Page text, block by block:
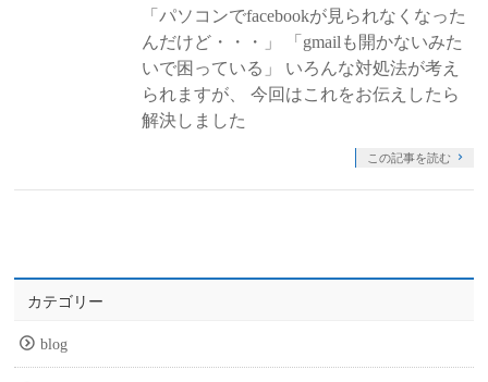
「パソコンでfacebookが見られなくなった
んだけど・・・」 「gmailも開かないみた
いで困っている」 いろんな対処法が考え
られますが、 今回はこれをお伝えしたら
解決しました
この記事を読む
カテゴリー
blog